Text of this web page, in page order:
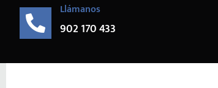
Llámanos
902 170 433